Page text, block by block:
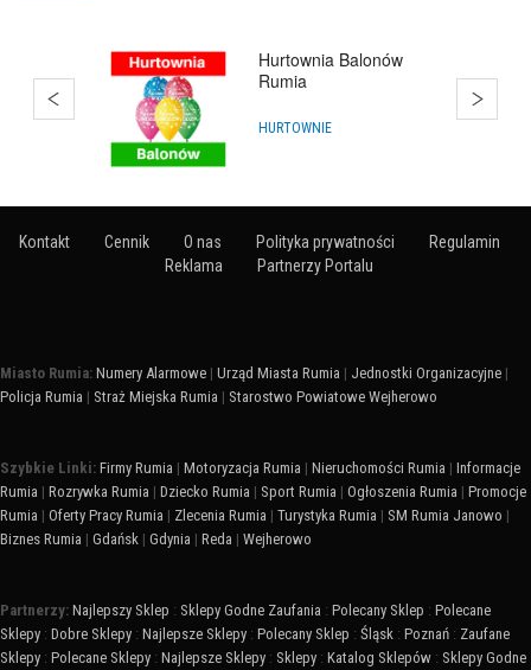
Hurtownia Balonów
HURTOWNIE
Kontakt Cennik O nas Polityka prywatności
Regulamin
Reklama
Partnerzy Portalu
Miasto Rumia: Numery Alarmowe | Urząd Miasta Rumia | Jednostki Organizacyjne |
Policja Rumia | Straż Miejska Rumia | Starostwo Powiatowe Wejherowo
Szybkie Linki: Firmy Rumia | Motoryzacja Rumia | Nieruchomości Rumia | Informacje
Rumia | Rozrywka Rumia | Dziecko Rumia | Sport Rumia | Ogłoszenia Rumia | Promocje
Rumia | Oferty Pracy Rumia | Zlecenia Rumia | Turystyka Rumia | SM Rumia Janowo |
Biznes Rumia | Gdańsk | Gdynia | Reda | Wejherowo
Partnerzy: Najlepszy Sklep : Sklepy Godne Zaufania : Polecany Sklep : Polecane
Sklepy : Dobre Sklepy : Najlepsze Sklepy : Polecany Sklep : Śląsk : Poznań : Zaufane
Sklepy : Polecane Sklepy : Najlepsze Sklepy : Sklepy : Katalog Sklepów : Sklepy Godne